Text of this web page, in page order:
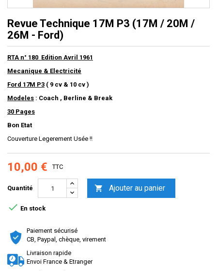
Revue Technique 17M P3 (17M / 20M /
26M - Ford)
RTA n° 180 Edition Avril 1961
Mecanique & Electricité
Ford 17M P3 ( 9 cv & 10 cv )
Modeles : Coach , Berline & Break
30 Pages
Bon Etat
Couverture Legerement Usée !!
10,00 € TTC
Quantité  Ajouter au panier
 En stock
Paiement sécurisé
CB, Paypal, chèque, virement
Livraison rapide
Envoi France & Etranger